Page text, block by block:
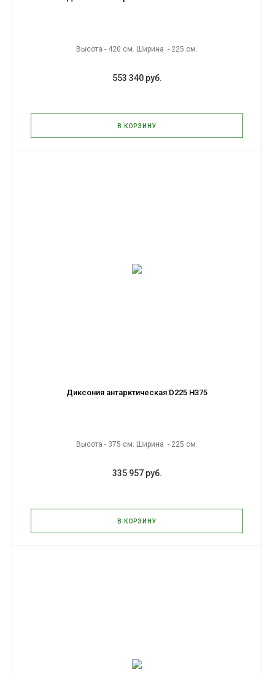
Высота - 420 см. Ширина - 225 см.
553 340 руб.
В КОРЗИНУ
Диксония антарктическая D225 H375
Высота - 375 см. Ширина - 225 см.
335 957 руб.
В КОРЗИНУ